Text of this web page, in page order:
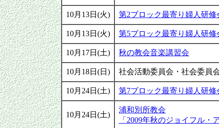
10月13日(火) 第2ブロック最寄り婦人研修
10月13日(火) 第5ブロック最寄り婦人研修
10月17日(土) 秋の教会音楽講習会
10月18日(日) 社会活動委員会・社会委員
10月24日(土) 第7ブロック最寄り婦人研修
10月24日(土)
浦和別所教会
「2009年秋のジョイフル・